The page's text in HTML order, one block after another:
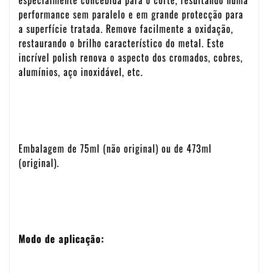
performance sem paralelo e em grande protecção para
a superfície tratada. Remove facilmente a oxidação,
restaurando o brilho característico do metal. Este
incrível polish renova o aspecto dos cromados, cobres,
alumínios, aço inoxidável, etc.
Embalagem de 75ml (não original) ou de 473ml
(original).
Modo de aplicação: